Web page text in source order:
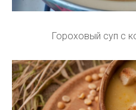
Гороховый суп с